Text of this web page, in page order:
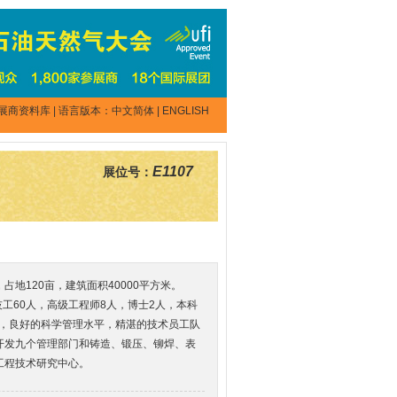
商资料库 | 语言版本： 中文简体
ENGLISH
展位号：E1107
地120亩，建筑面积40000平方米。
60人，高级工程师8人，博士2人，本科
良好的科学管理水平，精湛的技术员工队
九个管理部门和铸造、锻压、铆焊、表
技术研究中心。